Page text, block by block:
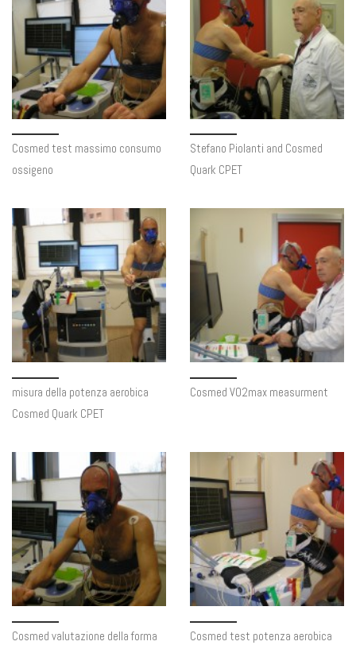
Cosmed test massimo consumo
ossigeno
Stefano Piolanti and Cosmed
Quark CPET
misura della potenza aerobica
Cosmed Quark CPET
Cosmed VO2max measurment
Cosmed valutazione della forma
Cosmed test potenza aerobica